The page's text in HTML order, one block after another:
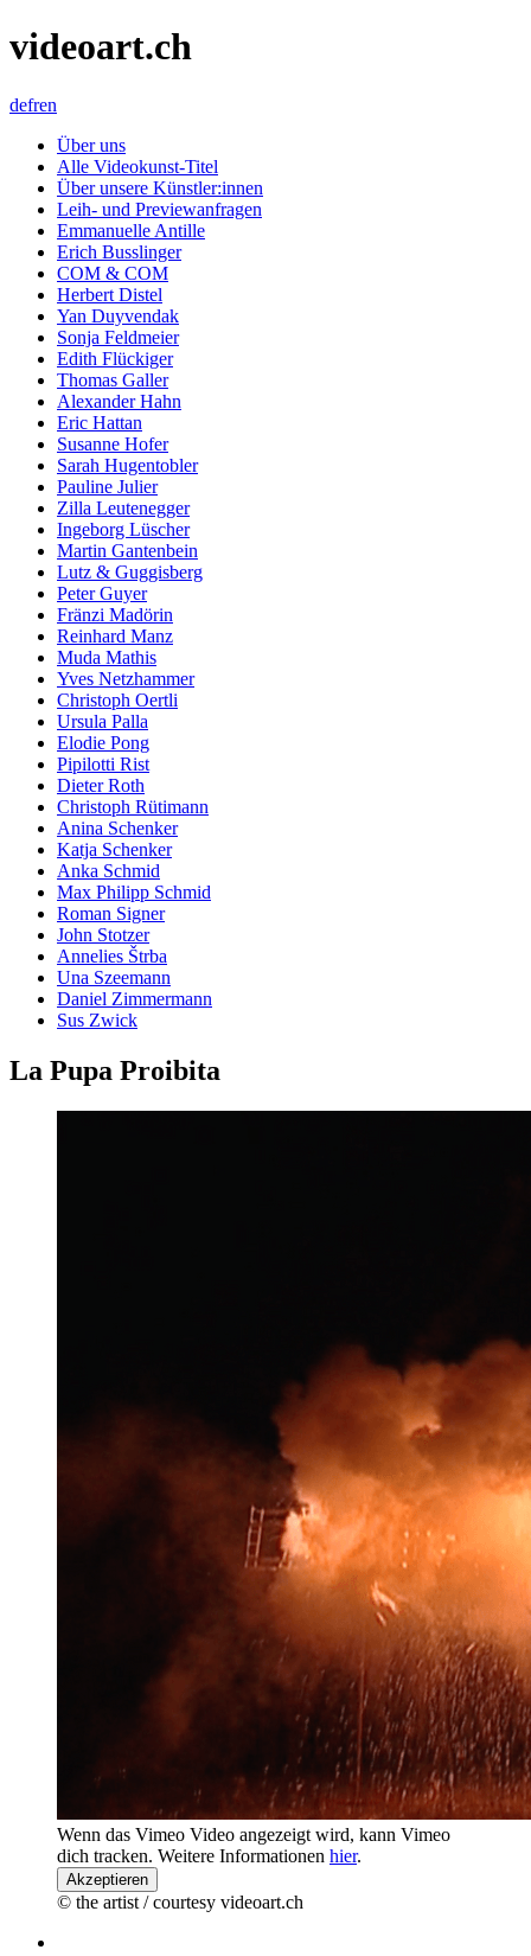
videoart.ch
defren
Über uns
Alle Videokunst-Titel
Über unsere Künstler:innen
Leih- und Previewanfragen
Emmanuelle Antille
Erich Busslinger
COM & COM
Herbert Distel
Yan Duyvendak
Sonja Feldmeier
Edith Flückiger
Thomas Galler
Alexander Hahn
Eric Hattan
Susanne Hofer
Sarah Hugentobler
Pauline Julier
Zilla Leutenegger
Ingeborg Lüscher
Martin Gantenbein
Lutz & Guggisberg
Peter Guyer
Fränzi Madörin
Reinhard Manz
Muda Mathis
Yves Netzhammer
Christoph Oertli
Ursula Palla
Elodie Pong
Pipilotti Rist
Dieter Roth
Christoph Rütimann
Anina Schenker
Katja Schenker
Anka Schmid
Max Philipp Schmid
Roman Signer
John Stotzer
Annelies Štrba
Una Szeemann
Daniel Zimmermann
Sus Zwick
La Pupa Proibita
Wenn das Vimeo Video angezeigt wird, kann Vimeo
dich tracken. Weitere Informationen hier.
Akzeptieren
© the artist / courtesy videoart.ch